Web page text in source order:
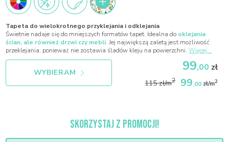
Tapeta do wielokrotnego przyklejania i odklejania
Świetnie nadaje się do mniejszych formatów tapet. Idealna do oklejania
ścian, ale również drzwi czy mebli. Jej największą zaletą jest możliwość
przeklejania, ponieważ nie zostawia śladów kleju na powierzchni.Więcej...
WYBIERAM 99,00 zł
115 zł/m2 99,00 zł/m2
SKORZYSTAJ Z PROMOCJI!